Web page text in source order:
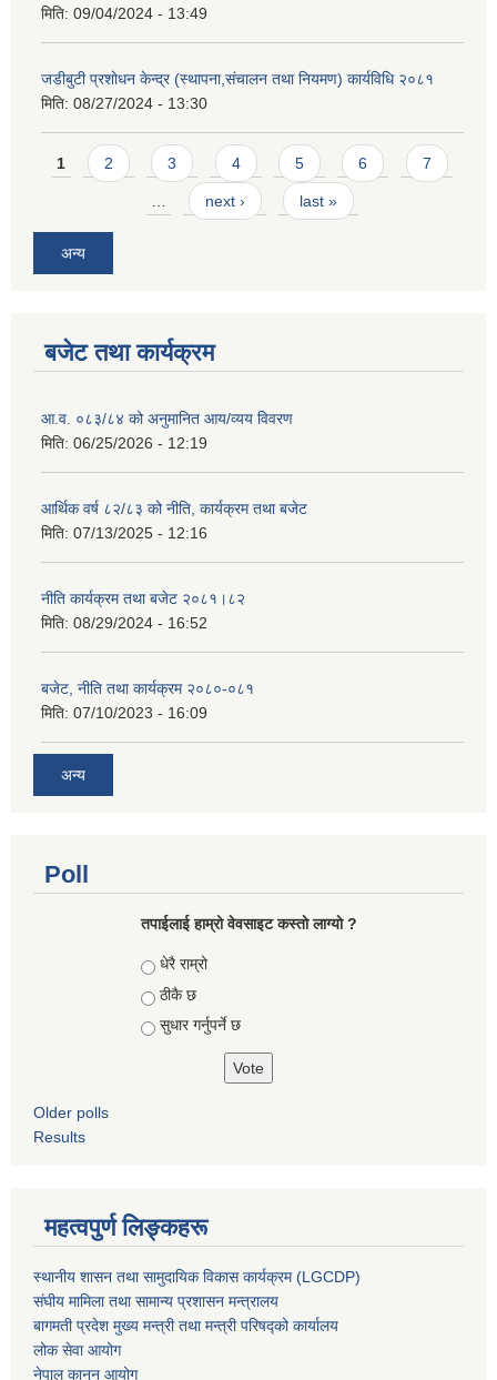
मिति: 09/04/2024 - 13:49
जडीबुटी प्रशोधन केन्द्र (स्थापना,संचालन तथा नियमण) कार्यविधि २०८१
मिति: 08/27/2024 - 13:30
Pages
1 2 3 4 5 6 7
… next › last »
अन्य
बजेट तथा कार्यक्रम
आ.व. ०८३/८४ को अनुमानित आय/व्यय विवरण
मिति: 06/25/2026 - 12:19
आर्थिक वर्ष ८२/८३ को नीति, कार्यक्रम तथा बजेट
मिति: 07/13/2025 - 12:16
नीति कार्यक्रम तथा बजेट २०८१।८२
मिति: 08/29/2024 - 16:52
बजेट, नीति तथा कार्यक्रम २०८०-०८१
मिति: 07/10/2023 - 16:09
अन्य
Poll
तपाईलाई हाम्रो वेवसाइट कस्ताे लाग्याे ?
Choices
धेरै राम्रो
ठीकै छ
सुधार गर्नुपर्ने छ
Older polls
Results
महत्वपुर्ण लिङ्कहरू
स्थानीय शासन तथा सामुदायिक विकास कार्यक्रम (LGCDP)
संघीय मामिला तथा सामान्य प्रशासन मन्त्रालय
बागमती प्रदेश मुख्य मन्त्री तथा मन्त्री परिषद्को कार्यालय
लोक सेवा आयोग
नेपाल कानुन आयोग